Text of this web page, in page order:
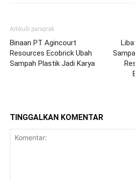
Artikulli paraprak
Binaan PT Agincourt
Resources Ecobrick Ubah
Sampah Plastik Jadi Karya
TINGGALKAN KOMENTAR